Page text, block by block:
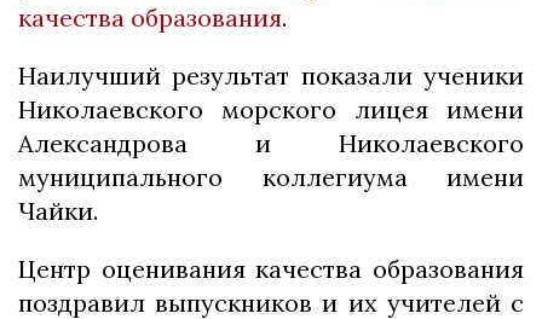
качества образования.
Наилучший результат показали ученики
Николаевского морского лицея имени
Александрова и Николаевского
муниципального коллегиума имени
Чайки.
Центр оценивания качества образования
поздравил выпускников и их учителей с